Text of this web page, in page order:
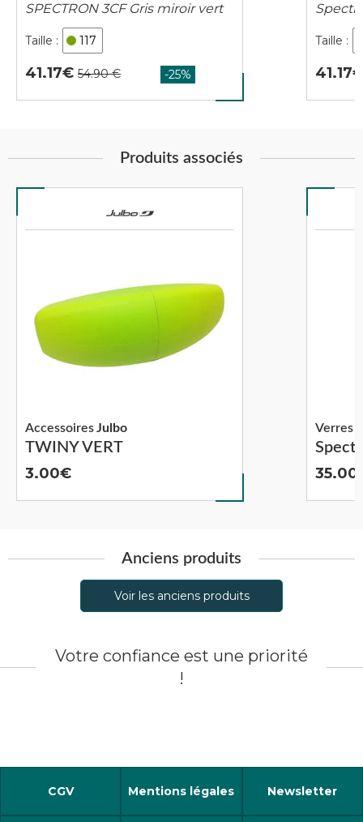
SPECTRON 3CF Gris miroir vert
117
41.17 41.17
Produits associés
TWINY VERT
AccessoiresJulbo
3.00
Verres
35.00
Anciens produits
Voir les anciens produits
Votre confiance est une priorité
!
CGV Mentions légales Newsletter